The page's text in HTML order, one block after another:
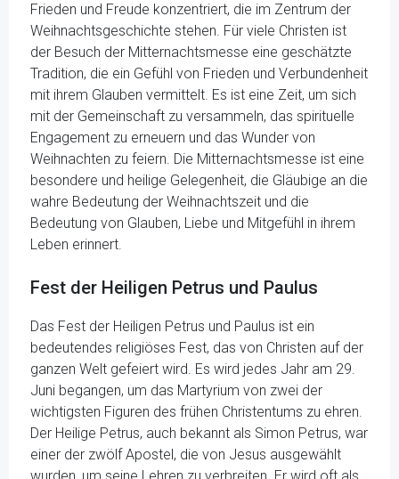
Frieden und Freude konzentriert, die im Zentrum der
Weihnachtsgeschichte stehen. Für viele Christen ist
der Besuch der Mitternachtsmesse eine geschätzte
Tradition, die ein Gefühl von Frieden und Verbundenheit
mit ihrem Glauben vermittelt. Es ist eine Zeit, um sich
mit der Gemeinschaft zu versammeln, das spirituelle
Engagement zu erneuern und das Wunder von
Weihnachten zu feiern. Die Mitternachtsmesse ist eine
besondere und heilige Gelegenheit, die Gläubige an die
wahre Bedeutung der Weihnachtszeit und die
Bedeutung von Glauben, Liebe und Mitgefühl in ihrem
Leben erinnert.
Fest der Heiligen Petrus und Paulus
Das Fest der Heiligen Petrus und Paulus ist ein
bedeutendes religiöses Fest, das von Christen auf der
ganzen Welt gefeiert wird. Es wird jedes Jahr am 29.
Juni begangen, um das Martyrium von zwei der
wichtigsten Figuren des frühen Christentums zu ehren.
Der Heilige Petrus, auch bekannt als Simon Petrus, war
einer der zwölf Apostel, die von Jesus ausgewählt